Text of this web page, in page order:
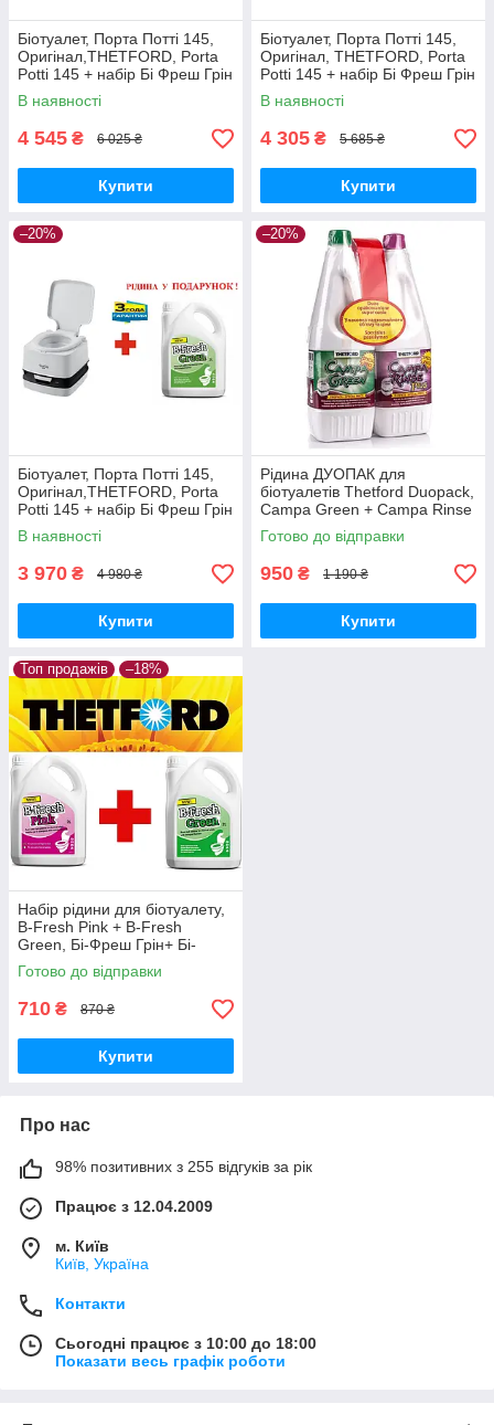
Біотуалет, Порта Потті 145,
Оригінал,THETFORD, Porta
Potti 145 + набір Бі Фреш Грін
+ Бі Фреш Пінк
В наявності
4 545 ₴ 6 025 ₴
Купити
Біотуалет, Порта Потті 145,
Оригінал, THETFORD, Porta
Potti 145 + набір Бі Фреш Грін
+ Бі Фреш Пінк
В наявності
4 305 ₴ 5 685 ₴
Купити
–20%
Біотуалет, Порта Потті 145,
Оригінал,THETFORD, Porta
Potti 145 + набір Бі Фреш Грін
+ Бі Фреш Пінк
В наявності
3 970 ₴ 4 980 ₴
Купити
–20%
Рідина ДУОПАК для
біотуалетів Thetford Duopack,
Campa Green + Campa Rinse
Plus, 2x1,5 л
Готово до відправки
950 ₴ 1 190 ₴
Купити
Топ продажів –18%
Набір рідини для біотуалету,
B-Fresh Pink + B-Fresh
Green, Бі-Фреш Грін+ Бі-
Фреш Пінк, 2л+2 л,
THETFORD.
Готово до відправки
710 ₴ 870 ₴
Купити
Про нас
98% позитивних з 255 відгуків за рік
Працює з 12.04.2009
м. Київ
Київ, Україна
Контакти
Сьогодні працює з 10:00 до 18:00
Показати весь графік роботи